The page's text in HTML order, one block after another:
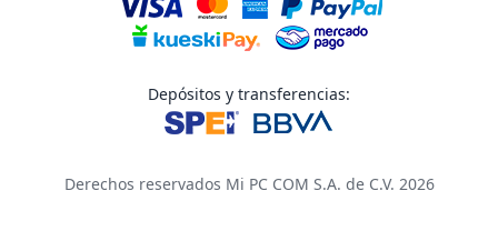
Depósitos y transferencias:
Derechos reservados Mi PC COM S.A. de C.V. 2026